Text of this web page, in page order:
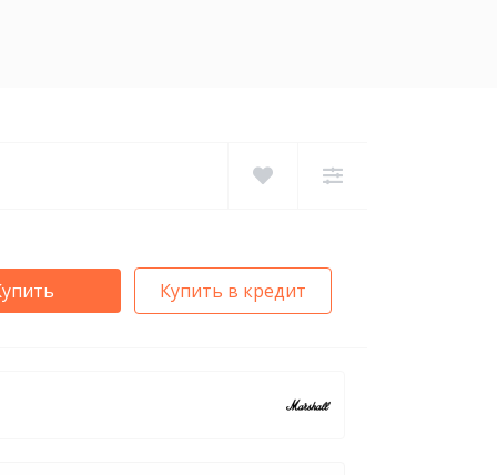
Купить в кредит